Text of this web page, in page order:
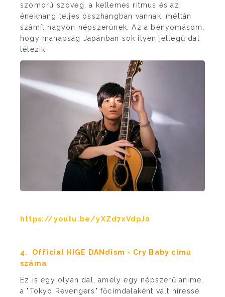
szomorú szöveg, a kellemes ritmus és az
énekhang teljes összhangban vannak, méltán
számít nagyon népszerűnek. Az a benyomásom,
hogy manapság Japánban sok ilyen jellegű dal
létezik.
https://youtu.be/yXZd7xVdpJ0
4. Official HIGE DANdism - Cry Baby című
száma
Ez is egy olyan dal, amely egy népszerű anime,
a "Tokyo Revengers" főcímdalaként vált híressé